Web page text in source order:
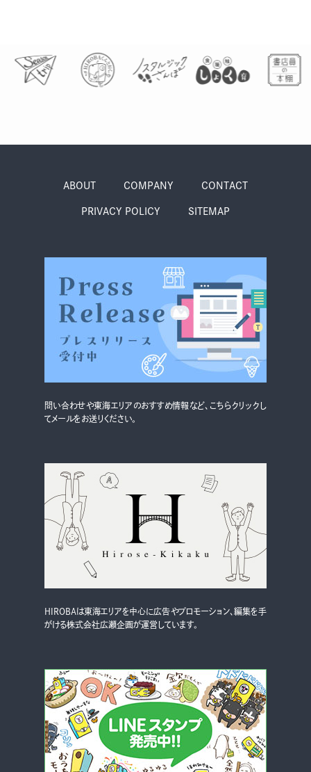
ABOUT COMPANY CONTACT
PRIVACY POLICY SITEMAP
問い合わせや東海エリアのおすすめ情報など、こちらクリックし
てメールをお送りください。
HIROBAは東海エリアを中心に広告やプロモーション、編集を手
がける株式会社広瀬企画が運営しています。